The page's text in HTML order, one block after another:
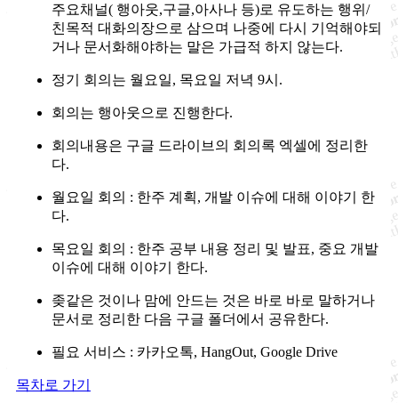
주요채널( 행아웃,구글,아사나 등)로 유도하는 행위/
친목적 대화의장으로 삼으며 나중에 다시 기억해야되
거나 문서화해야하는 말은 가급적 하지 않는다.
정기 회의는 월요일, 목요일 저녁 9시.
회의는 행아웃으로 진행한다.
회의내용은 구글 드라이브의 회의록 엑셀에 정리한
다.
월요일 회의 : 한주 계획, 개발 이슈에 대해 이야기 한
다.
목요일 회의 : 한주 공부 내용 정리 및 발표, 중요 개발
이슈에 대해 이야기 한다.
좆같은 것이나 맘에 안드는 것은 바로 바로 말하거나
문서로 정리한 다음 구글 폴더에서 공유한다.
필요 서비스 : 카카오톡, HangOut, Google Drive
목차로 가기